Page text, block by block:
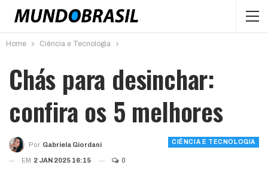
Home Ciência e Tecnologia
Chás para desinchar:
confira os 5 melhores
CIÊNCIA E TECNOLOGIA
Por Gabriela Giordani
EM 2 JAN 2025 16:15 0